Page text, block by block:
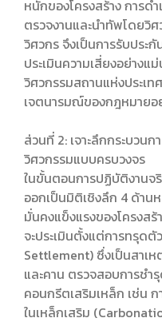
หนักของโครงสร้าง การด
ตรวจงานและนำทัพโดย
วิศวกร จึงเป็นการรับประ
ประเมินความเสี่ยงอย่างแ
วิศวกรรมสถานแห่งประเ
เจตนารมณ์ของกฎหมาย
ส่วนที่ 2: เจาะลึกกระบวน
วิศวกรรมแบบครบวงจร
ในขั้นตอนการปฏิบัติงานจ
ออกเป็นมิติเชิงลึก 4 ด้าน
มั่นคงแข็งแรงของโครงส
จะประเมินตั้งแต่การทรุด
Settlement) ซึ่งเป็นสาเ
และคาน ตรวจสอบการชำ
คอนกรีตเสริมเหล็ก เช่น
ในเหล็กเสริม